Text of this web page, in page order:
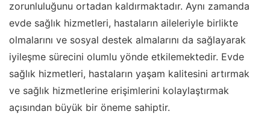
zorunluluğunu ortadan kaldırmaktadır. Aynı zamanda
evde sağlık hizmetleri, hastaların aileleriyle birlikte
olmalarını ve sosyal destek almalarını da sağlayarak
iyileşme sürecini olumlu yönde etkilemektedir. Evde
sağlık hizmetleri, hastaların yaşam kalitesini artırmak
ve sağlık hizmetlerine erişimlerini kolaylaştırmak
açısından büyük bir öneme sahiptir.